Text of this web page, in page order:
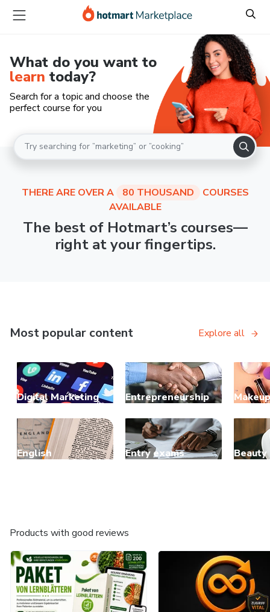
What do you want to
learn today?
Search for a topic and choose the
perfect course for you
THERE ARE OVER A 80 THOUSAND
COURSES
AVAILABLE
The best of Hotmart’s courses—
right at your fingertips.
Most popular content Explore all
Digital Marketing Entrepreneurship Makeup
English Entry exams Beauty
Products with good reviews